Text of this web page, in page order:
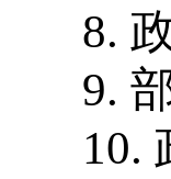
8.
9.
10.